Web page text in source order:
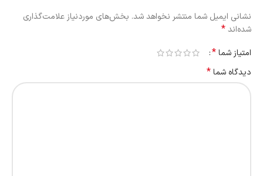
نشانی ایمیل شما منتشر نخواهد شد. بخش‌های موردنیاز علامت‌گذاری
شده‌اند*
امتیاز شما*
دیدگاه شما*